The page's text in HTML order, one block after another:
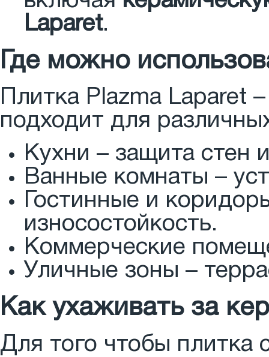
Laparet.
Где можно
Плитка Plazma Laparet
подходит для
Кухни – защита стен
Ванные комнаты –
Гостинные и
износостойкость.
Коммерческие
Уличные зоны –
Как ухаживать за
Для того чтобы плитка